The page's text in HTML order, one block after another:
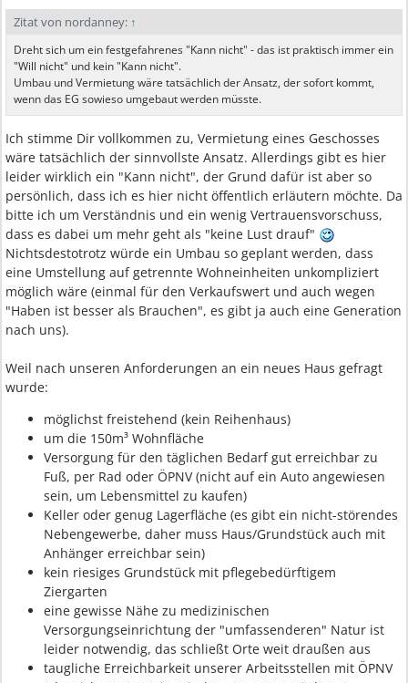
Zitat von nordanney: ↑
Dreht sich um ein festgefahrenes "Kann nicht" - das ist praktisch immer ein
"Will nicht" und kein "Kann nicht".
Umbau und Vermietung wäre tatsächlich der Ansatz, der sofort kommt,
wenn das EG sowieso umgebaut werden müsste.
Ich stimme Dir vollkommen zu, Vermietung eines Geschosses
wäre tatsächlich der sinnvollste Ansatz. Allerdings gibt es hier
leider wirklich ein "Kann nicht", der Grund dafür ist aber so
persönlich, dass ich es hier nicht öffentlich erläutern möchte. Da
bitte ich um Verständnis und ein wenig Vertrauensvorschuss,
dass es dabei um mehr geht als "keine Lust drauf"
Nichtsdestotrotz würde ein Umbau so geplant werden, dass
eine Umstellung auf getrennte Wohneinheiten unkompliziert
möglich wäre (einmal für den Verkaufswert und auch wegen
"Haben ist besser als Brauchen", es gibt ja auch eine Generation
nach uns).
Weil nach unseren Anforderungen an ein neues Haus gefragt
wurde:
möglichst freistehend (kein Reihenhaus)
um die 150m³ Wohnfläche
Versorgung für den täglichen Bedarf gut erreichbar zu
Fuß, per Rad oder ÖPNV (nicht auf ein Auto angewiesen
sein, um Lebensmittel zu kaufen)
Keller oder genug Lagerfläche (es gibt ein nicht-störendes
Nebengewerbe, daher muss Haus/Grundstück auch mit
Anhänger erreichbar sein)
kein riesiges Grundstück mit pflegebedürftigem
Ziergarten
eine gewisse Nähe zu medizinischen
Versorgungseinrichtung der "umfassenderen" Natur ist
leider notwendig, das schließt Orte weit draußen aus
taugliche Erreichbarkeit unserer Arbeitsstellen mit ÖPNV